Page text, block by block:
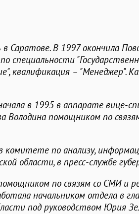
в Саратове. В 1997 окончила
специальности
квалификация – "Менеджер".
в 1995 в аппарате вице-
Володина помощником по
комитете по анализу,
области, в пресс-службе
по связям со СМИ и
начальником отдела в
под руководством Юрия